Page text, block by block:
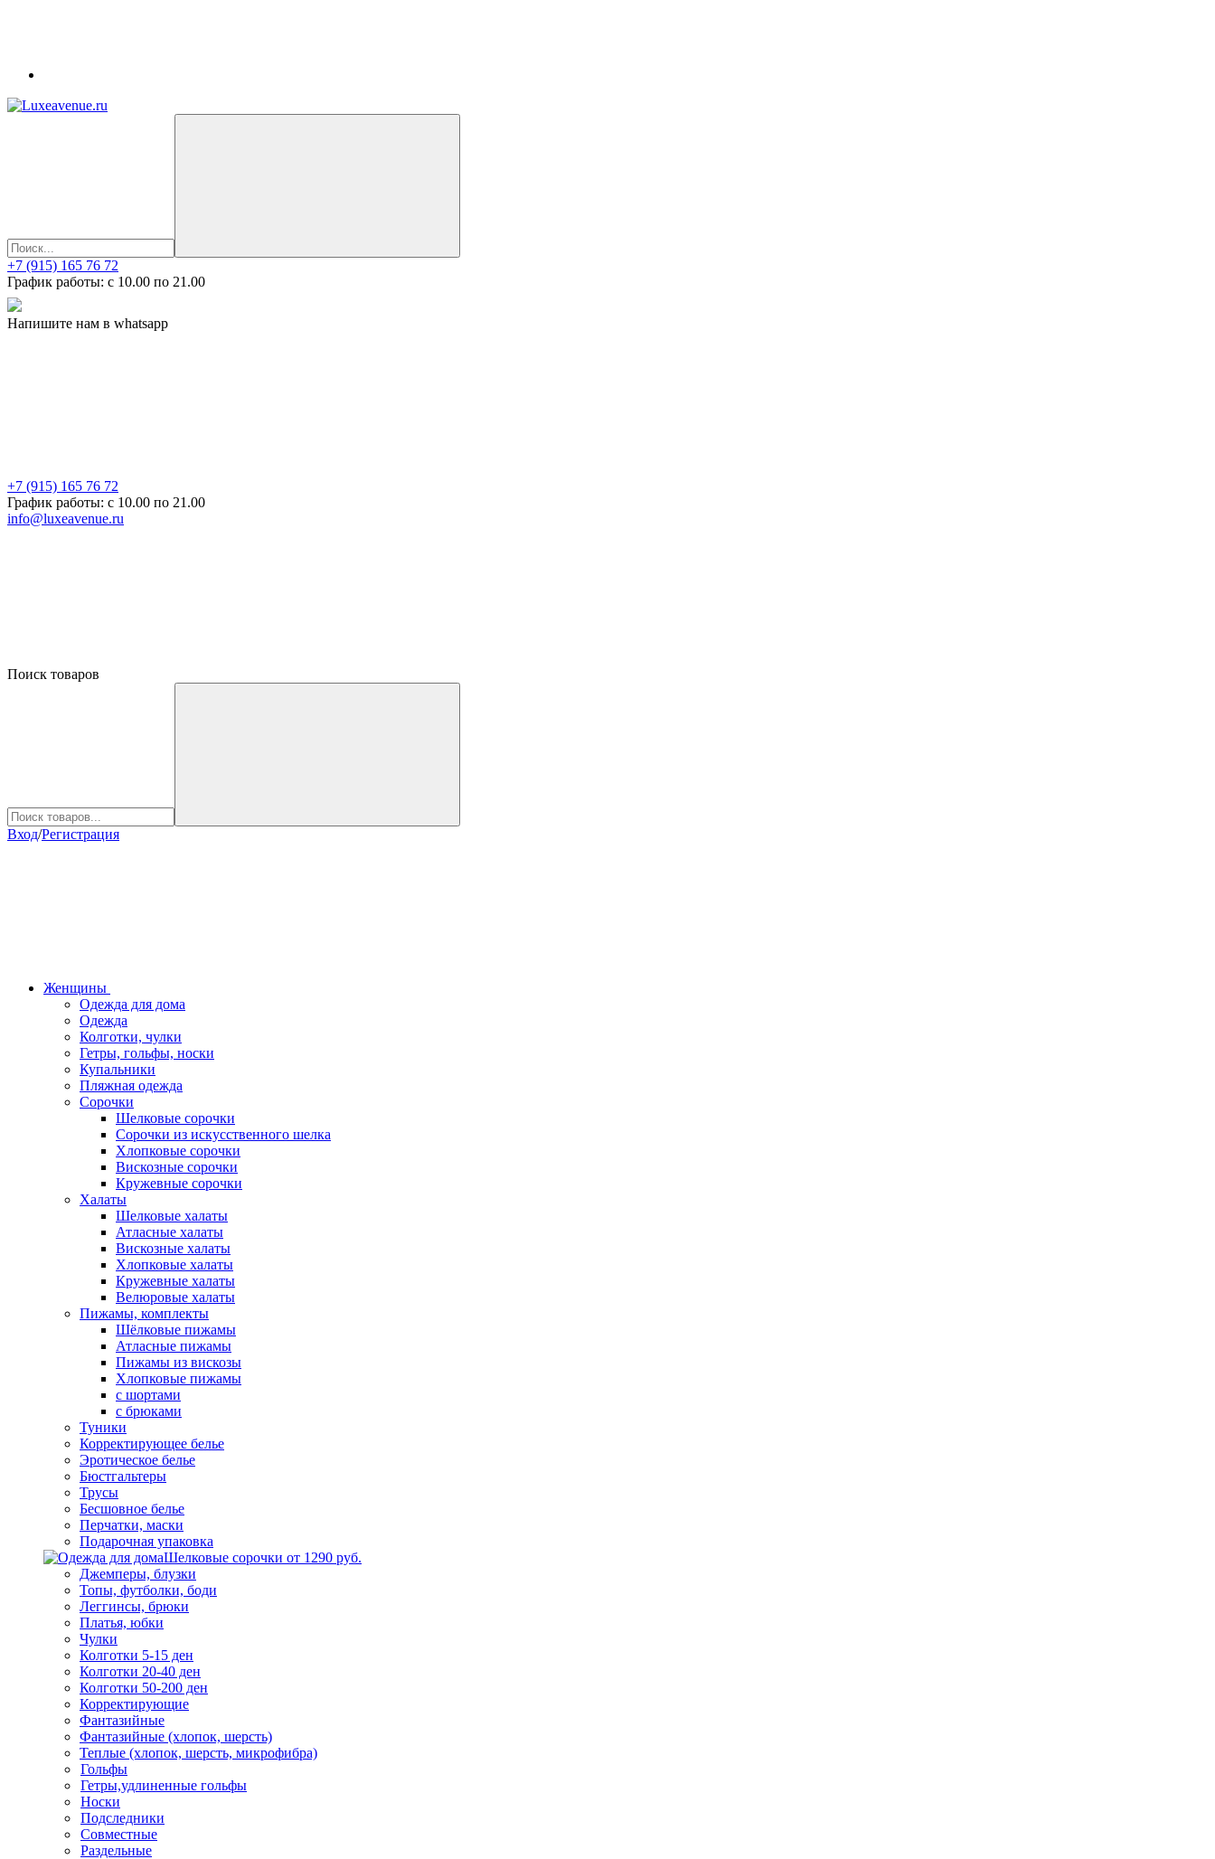
+7 (915) 165 76 72
График работы: c 10.00 по 21.00
Напишите нам в whatsapp
+7 (915) 165 76 72
График работы: c 10.00 по 21.00
info@luxeavenue.ru
Поиск товаров
Вход/Регистрация
Женщины
Одежда для дома
Одежда
Колготки, чулки
Гетры, гольфы, носки
Купальники
Пляжная одежда
Сорочки
Шелковые сорочки
Сорочки из искусственного шелка
Хлопковые сорочки
Вискозные сорочки
Кружевные сорочки
Халаты
Шелковые халаты
Атласные халаты
Вискозные халаты
Хлопковые халаты
Кружевные халаты
Велюровые халаты
Пижамы, комплекты
Шёлковые пижамы
Атласные пижамы
Пижамы из вискозы
Хлопковые пижамы
с шортами
с брюками
Туники
Корректирующее белье
Эротическое белье
Бюстгальтеры
Трусы
Бесшовное белье
Перчатки, маски
Подарочная упаковка
Шелковые сорочки от 1290 руб.
Джемперы, блузки
Топы, футболки, боди
Леггинсы, брюки
Платья, юбки
Чулки
Колготки 5-15 ден
Колготки 20-40 ден
Колготки 50-200 ден
Корректирующие
Фантазийные
Фантазийные (хлопок, шерсть)
Теплые (хлопок, шерсть, микрофибра)
Гольфы
Гетры,удлиненные гольфы
Носки
Подследники
Совместные
Раздельные